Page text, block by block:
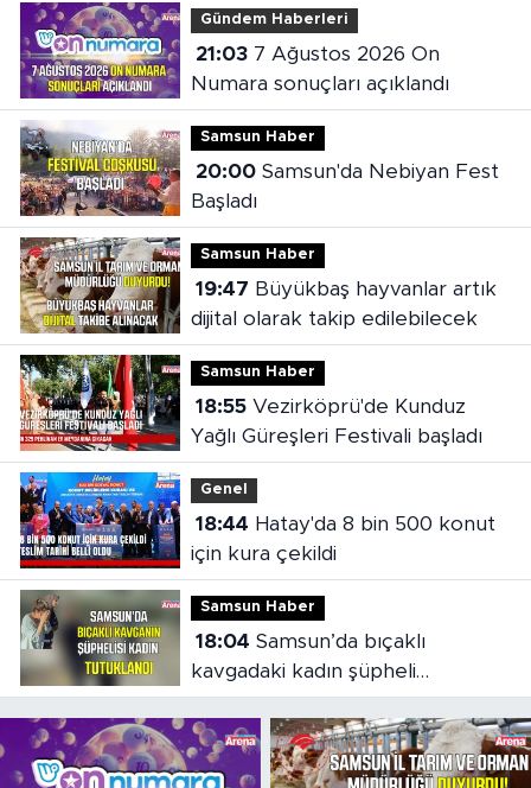
Gündem Haberleri
21:037 Ağustos 2026 On
Numara sonuçları açıklandı
Samsun Haber
20:00Samsun'da Nebiyan Fest
Başladı
Samsun Haber
19:47
dijital olarak takip edilebilecek
Samsun Haber
18:55Vezirköprü'de Kunduz
Yağlı Güreşleri Festivali başladı
Genel
18:44
için kura çekildi
Samsun Haber
18:04
kavgadaki kadın şüpheli
tutuklandı